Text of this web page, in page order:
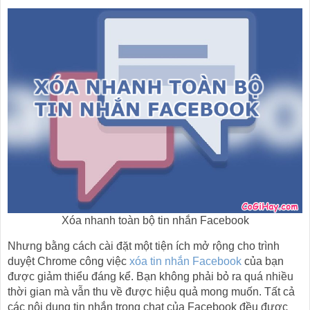
Xóa nhanh toàn bộ tin nhắn Facebook
Nhưng bằng cách cài đặt một tiện ích mở rộng cho trình
duyệt Chrome công việc xóa tin nhắn Facebook của bạn
được giảm thiểu đáng kể. Bạn không phải bỏ ra quá nhiều
thời gian mà vẫn thu về được hiệu quả mong muốn. Tất cả
các nội dung tin nhắn trong chat của Facebook đều được